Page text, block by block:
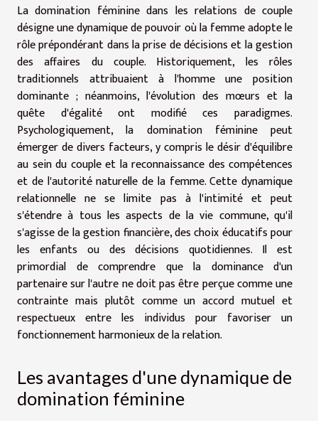
La domination féminine dans les relations de couple
désigne une dynamique de pouvoir où la femme adopte le
rôle prépondérant dans la prise de décisions et la gestion
des affaires du couple. Historiquement, les rôles
traditionnels attribuaient à l'homme une position
dominante ; néanmoins, l'évolution des mœurs et la
quête d'égalité ont modifié ces paradigmes.
Psychologiquement, la domination féminine peut
émerger de divers facteurs, y compris le désir d'équilibre
au sein du couple et la reconnaissance des compétences
et de l'autorité naturelle de la femme. Cette dynamique
relationnelle ne se limite pas à l'intimité et peut
s'étendre à tous les aspects de la vie commune, qu'il
s'agisse de la gestion financière, des choix éducatifs pour
les enfants ou des décisions quotidiennes. Il est
primordial de comprendre que la dominance d'un
partenaire sur l'autre ne doit pas être perçue comme une
contrainte mais plutôt comme un accord mutuel et
respectueux entre les individus pour favoriser un
fonctionnement harmonieux de la relation.
Les avantages d'une dynamique de
domination féminine